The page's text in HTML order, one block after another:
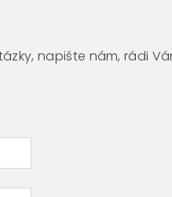
napište nám, rádi